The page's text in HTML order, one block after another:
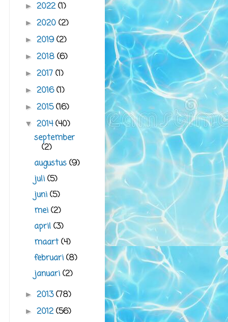
► 2022(1)
► 2020 (2)
► 2019(2)
► 2018 (6)
► 2017 (1)
► 2016(1)
► 2015(16)
▼ 2014(40)
september
(2)
augustus(9)
juli(5)
juni(5)
mei(2)
april(3)
maart(4)
februari(8)
januari(2)
► 2013(78)
► 2012(56)